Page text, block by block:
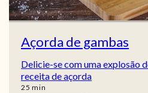
Açorda de gambas
Delicie-se com uma explosão
receita de açorda
25 min
min